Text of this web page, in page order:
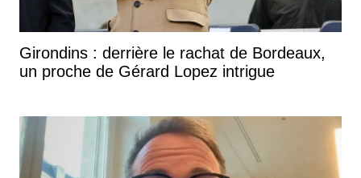
Girondins : derrière le rachat de Bordeaux,
un proche de Gérard Lopez intrigue